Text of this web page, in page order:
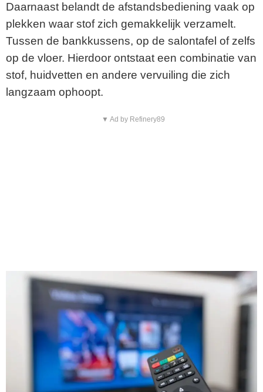
Daarnaast belandt de afstandsbediening vaak op
plekken waar stof zich gemakkelijk verzamelt.
Tussen de bankkussens, op de salontafel of zelfs
op de vloer. Hierdoor ontstaat een combinatie van
stof, huidvetten en andere vervuiling die zich
langzaam ophoopt.
▼ Ad by Refinery89